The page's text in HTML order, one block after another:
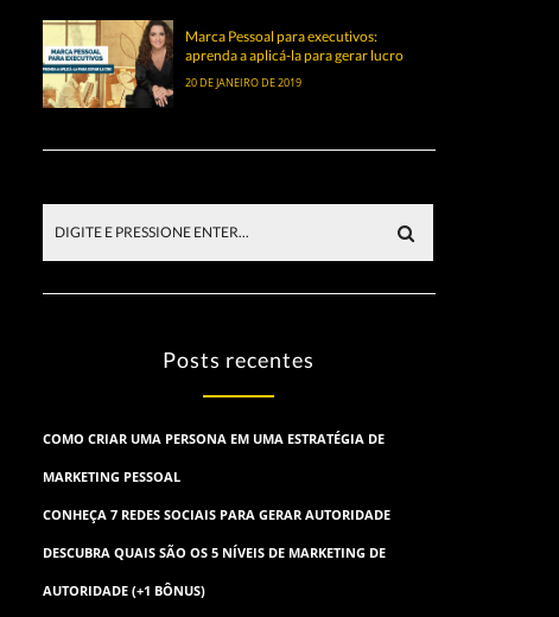
Marca Pessoal para executivos:
aprenda a aplicá-la para gerar lucro
20 DE JANEIRO DE 2019
Posts recentes
COMO CRIAR UMA PERSONA EM UMA ESTRATÉGIA DE
MARKETING PESSOAL
CONHEÇA 7 REDES SOCIAIS PARA GERAR AUTORIDADE
DESCUBRA QUAIS SÃO OS 5 NÍVEIS DE MARKETING DE
AUTORIDADE (+1 BÔNUS)